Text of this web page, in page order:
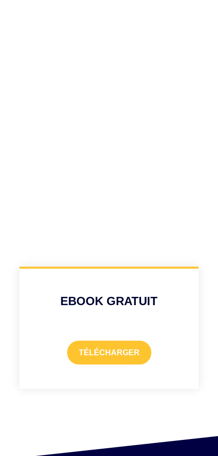
EBOOK GRATUIT
TÉLÉCHARGER